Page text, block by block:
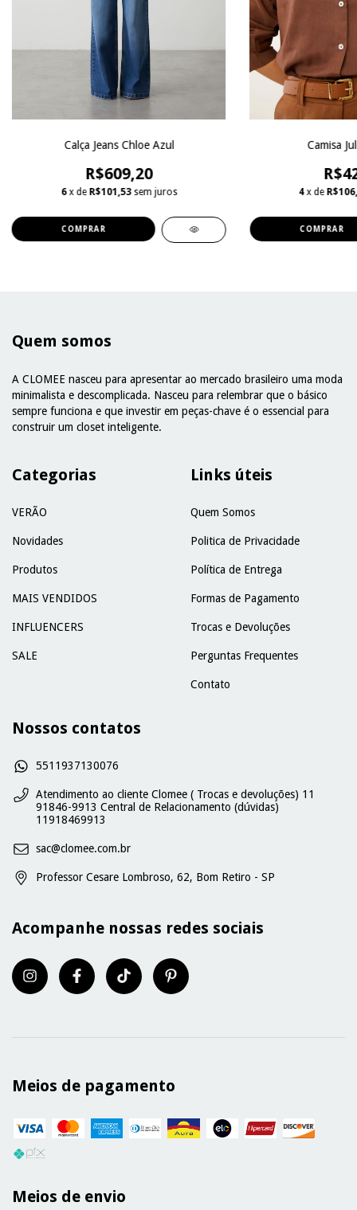
Calça Jeans Chloe Azul
R$609,20
6 x de R$101,53 sem juros
COMPRAR
Camisa
4 x de
COMPRAR
Quem somos
A CLOMEE nasceu para apresentar ao mercado brasileiro uma moda
minimalista e descomplicada. Nasceu para relembrar que o básico
sempre funciona e que investir em peças-chave é o essencial para
construir um closet inteligente.
Categorias
VERÃO
Novidades
Produtos
MAIS VENDIDOS
INFLUENCERS
SALE
Links úteis
Quem Somos
Politica de Privacidade
Política de Entrega
Formas de Pagamento
Trocas e Devoluções
Perguntas Frequentes
Contato
Nossos contatos
5511937130076
Atendimento ao cliente Clomee ( Trocas e devoluções) 11
91846-9913 Central de Relacionamento (dúvidas)
11918469913
sac@clomee.com.br
Professor Cesare Lombroso, 62, Bom Retiro - SP
Acompanhe nossas redes sociais
Meios de pagamento
Meios de envio